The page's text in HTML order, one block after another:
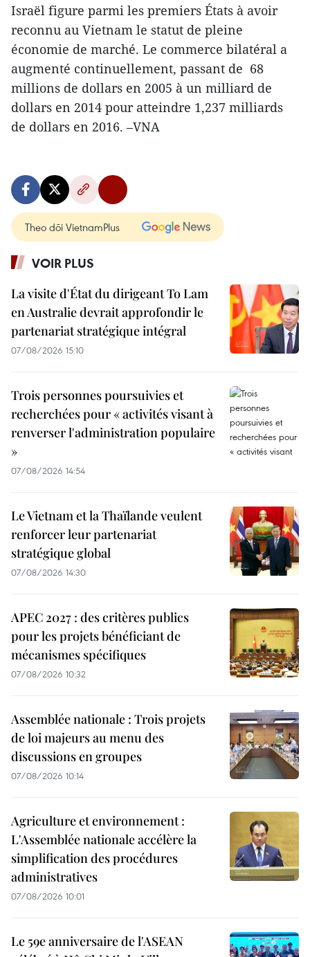
Israël figure parmi les premiers États à avoir
reconnu au Vietnam le statut de pleine
économie de marché. Le commerce bilatéral a
augmenté continuellement, passant de 68
millions de dollars en 2005 à un milliard de
dollars en 2014 pour atteindre 1,237 milliards
de dollars en 2016. –VNA
Theo dõi VietnamPlus
VOIR PLUS
La visite d'État du dirigeant To Lam
en Australie devrait approfondir le
partenariat stratégique intégral
07/08/2026 15:10
Trois personnes poursuivies et
recherchées pour « activités visant à
renverser l'administration populaire
»
07/08/2026 14:54
Le Vietnam et la Thaïlande veulent
renforcer leur partenariat
stratégique global
07/08/2026 14:30
APEC 2027 : des critères publics
pour les projets bénéficiant de
mécanismes spécifiques
07/08/2026 10:32
Assemblée nationale : Trois projets
de loi majeurs au menu des
discussions en groupes
07/08/2026 10:14
Agriculture et environnement :
L'Assemblée nationale accélère la
simplification des procédures
administratives
07/08/2026 10:01
Le 59e anniversaire de l'ASEAN